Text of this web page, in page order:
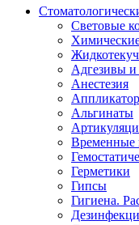
Световые
Адгезивы
Анестезия
Альгинаты
Временные
Герметики
Гипсы
Гигиена.